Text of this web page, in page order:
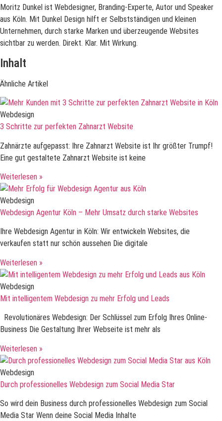
Moritz Dunkel ist Webdesigner, Branding-Experte, Autor und Speaker
aus Köln. Mit Dunkel Design hilft er Selbstständigen und kleinen
Unternehmen, durch starke Marken und überzeugende Websites
sichtbar zu werden. Direkt. Klar. Mit Wirkung.
Inhalt
Ähnliche Artikel
Webdesign
3 Schritte zur perfekten Zahnarzt Website
Zahnärzte aufgepasst: Ihre Zahnarzt Website ist Ihr größter Trumpf!
Eine gut gestaltete Zahnarzt Website ist keine
Weiterlesen »
Webdesign
Webdesign Agentur Köln – Mehr Umsatz durch starke Websites
Ihre Webdesign Agentur in Köln: Wir entwickeln Websites, die
verkaufen statt nur schön aussehen Die digitale
Weiterlesen »
Webdesign
Mit intelligentem Webdesign zu mehr Erfolg und Leads
Revolutionäres Webdesign: Der Schlüssel zum Erfolg Ihres Online-
Business Die Gestaltung Ihrer Webseite ist mehr als
Weiterlesen »
Webdesign
Durch professionelles Webdesign zum Social Media Star
So wird dein Business durch professionelles Webdesign zum Social
Media Star Wenn deine Social Media Inhalte